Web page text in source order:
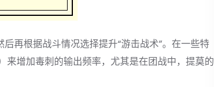
再根据战斗情况选择提升“游击战术”。在一些特
来增加毒刺的输出频率，尤其是在团战中，提莫的